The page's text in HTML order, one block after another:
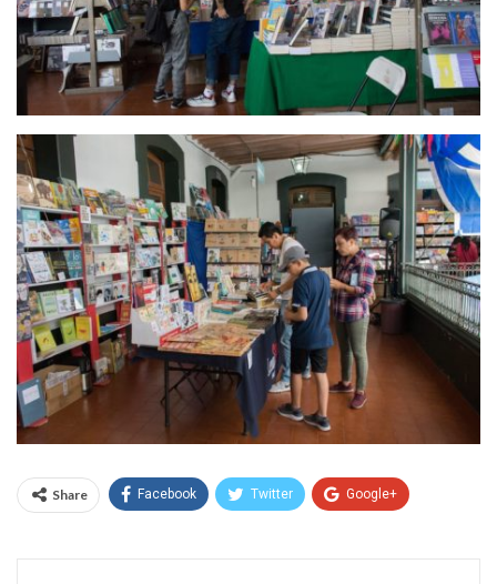
Share Facebook Twitter Google+